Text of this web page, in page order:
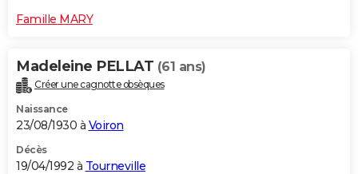
Famille MARY
Madeleine PELLAT (61 ans)
Créer une cagnotte obsèques
Naissance
23/08/1930 à Voiron
Décès
19/04/1992 à Tourneville